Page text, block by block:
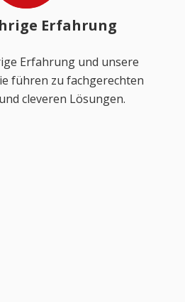
Erfahrung
Erfahrung und unsere
führen zu fachgerechten
cleveren Lösungen.